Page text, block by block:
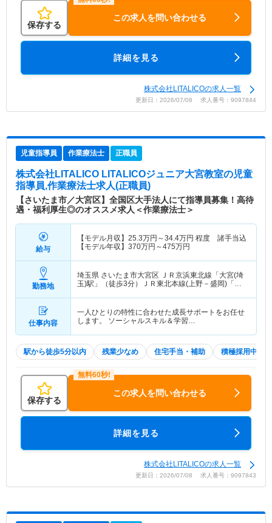
保存する
この求人を問い合わせる
詳細を見る
株式会社LITALICOの求人一覧
更新日：2026/07/08 求人番号：9097844
児童指導員 作業療法士 正職員
株式会社LITALICO LITALICOジュニア大宮教室の児童
指導員,作業療法士求人(正職員)
【さいたま市／大宮区】全国区大手法人にて指導員募集！高待
遇・福利厚生◎のオススメ求人＜作業療法士＞
給与
【モデル月収】 25.3万円～34.4万円 程度 諸手当込
【モデル年収】 370万円～475万円
勤務地
埼玉県 さいたま市大宮区 ＪＲ京浜東北線「大宮(埼
玉)駅」（徒歩3分）ＪＲ東北本線(上野－盛岡)「大
仕事内容
一人ひとりの特性に合わせた成長サポートをお任せ
します。 ソーシャルスキル＆学習…
駅から徒歩5分以内 残業少なめ 住宅手当・補助 積極採用中
保存する
この求人を問い合わせる
詳細を見る
株式会社LITALICOの求人一覧
更新日：2026/07/08 求人番号：9097843